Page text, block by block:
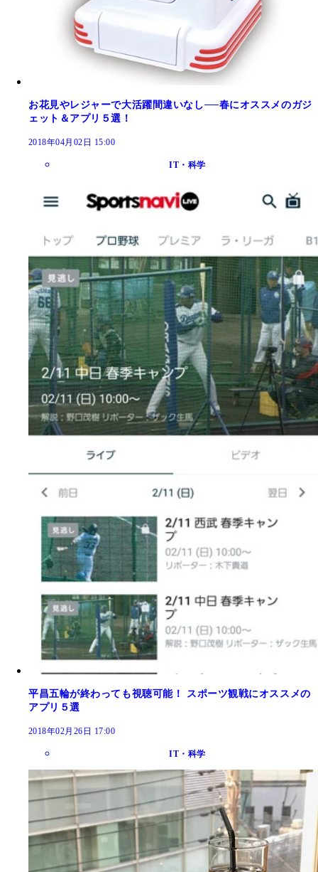
お花見やレジャーで大活躍間違いなし──春にオススメのガジ
ェット＆アプリ５選！
2018年04月02日 15:00
IT・科学
平昌五輪が終わっても視聴可能！ スポーツ観戦にオススメの
アプリ５選
2018年02月26日 17:00
IT・科学